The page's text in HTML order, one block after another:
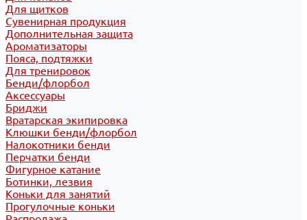
Для щитков
Сувенирная продукция
Дополнительная защита
Ароматизаторы
Пояса, подтяжки
Для тренировок
Бенди/флорбол
Аксессуары
Бриджи
Вратарская экипировка
Клюшки бенди/флорбол
Налокотники бенди
Перчатки бенди
Фигурное катание
Ботинки, лезвия
Коньки для занятий
Прогулочные коньки